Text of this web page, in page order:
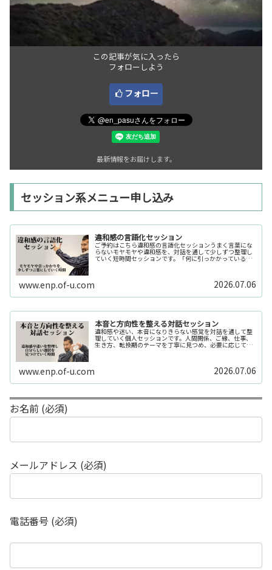
この記事が気に入ったら
フォローしよう
フォロー
最新情報をお届けします。
セッション系メニュー申し込み
違和感の言語化セッション
ご予約はこちら違和感の言語化セッションうまく言葉にな
らないモヤモヤや違和感を、対話を通して少しずつ整理し
ていく短時間セッションです。「何に引っかかっているの
か分からない」「今の自分の状態を整理したい」そんな時
www.enp.of-u.com 2026.07.06
本音と方向性を整える対話セッション
違和感や迷い、本音になりきらない感覚を対話を通して整
理していく個人セッションです。人間関係、ご縁、仕事、
生き方、転換期のテーマを丁寧に見つめ、必要に応じてカ
ードや感性の視点も補助的に用います。
www.enp.of-u.com 2026.07.06
お名前 (必須)
メールアドレス (必須)
電話番号 (必須)